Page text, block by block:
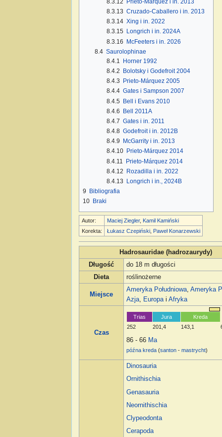
8.3.12 Prieto-Márquez i in. 2013
8.3.13 Cruzado-Caballero i in. 2013
8.3.14 Xing i in. 2022
8.3.15 Longrich i in. 2024A
8.3.16 McFeeters i in. 2026
8.4 Saurolophinae
8.4.1
Horner 1992
8.4.2
Bolotsky i Godefroit 2004
8.4.3
Prieto-Márquez 2005
8.4.4 Gates i Sampson 2007
8.4.5 Bell i Evans 2010
8.4.6 Bell 2011A
8.4.7 Gates i in. 2011
8.4.8 Godefroit i in. 2012B
8.4.9
McGarrity i in. 2013
8.4.10 Prieto-Márquez 2014
8.4.11
Prieto-Márquez 2014
8.4.12 Rozadilla i in. 2022
8.4.13
Longrich i in., 2024B
9
Bibliografia
10 Braki
Autor: Maciej Ziegler, Kamil Kamiński
Korekta:
Łukasz Czepiński, Paweł Konarzewski
Hadrosauridae (hadrozaurydy)
Długość
do 18 m długości
Dieta
roślinożerne
Miejsce
Ameryka Południowa,Ameryka
Azja, EuropaiAfryka
Czas
Trias
252
Jura
201,4
Kreda
143,1
86 - 66 Ma
późna kreda (santon -mastrycht)
Dinosauria
Ornithischia
Genasauria
Neornithischia
Clypeodonta
Cerapoda